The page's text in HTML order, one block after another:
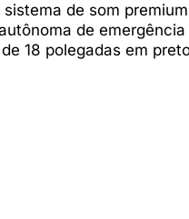
de som
de
18 polegadas em